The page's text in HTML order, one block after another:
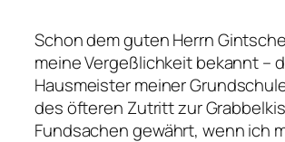
Schon dem guten Herrn
meine Vergeßlichkeit bekannt –
Hausmeister meiner
des öfteren Zutritt zur
Fundsachen gewährt, wenn ich